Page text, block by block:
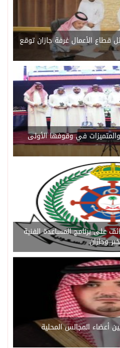
من 20 جهة تمثل قطاع الأعمال غرفة جازان توقع
في وقوفها الأولى
على برنامج المساعدة الفنية
وجازان
أعضاء المجالس المحلية